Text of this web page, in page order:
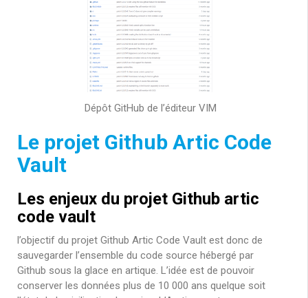
Dépôt GitHub de l’éditeur VIM
Le projet Github Artic Code
Vault
Les enjeux du projet Github artic
code vault
l’objectif du projet Github Artic Code Vault est donc de
sauvegarder l’ensemble du code source hébergé par
Github sous la glace en artique. L’idée est de pouvoir
conserver les données plus de 10 000 ans quelque soit